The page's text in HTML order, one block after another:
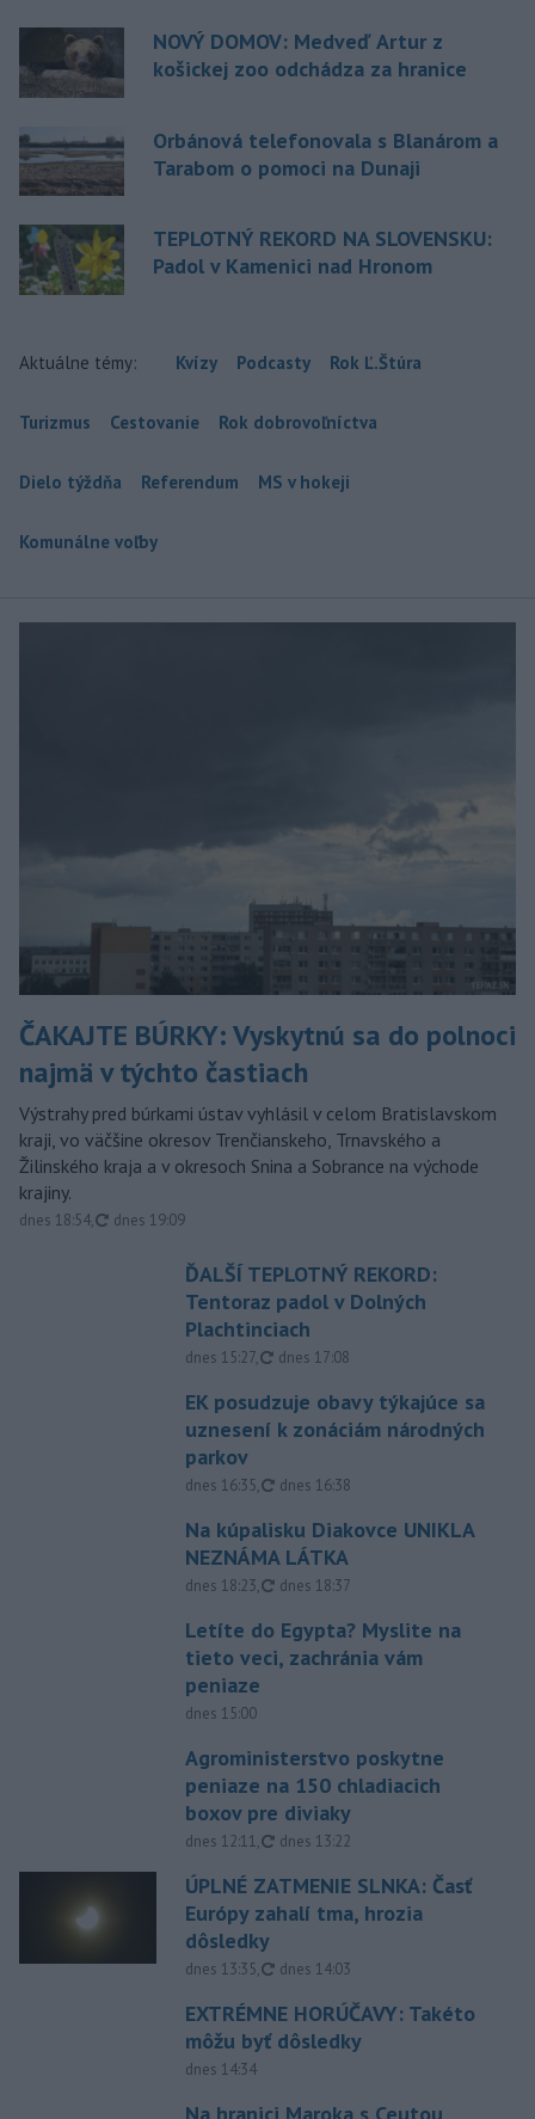
NOVÝ DOMOV: Medveď Artur z
košickej zoo odchádza za hranice
Orbánová telefonovala s Blanárom a
Tarabom o pomoci na Dunaji
TEPLOTNÝ REKORD NA SLOVENSKU:
Padol v Kamenici nad Hronom
Aktuálne témy: Kvízy Podcasty Rok Ľ.Štúra
Turizmus Cestovanie Rok dobrovoľníctva
Dielo týždňa Referendum MS v hokeji
Komunálne voľby
ČAKAJTE BÚRKY: Vyskytnú sa do polnoci
najmä v týchto častiach
Výstrahy pred búrkami ústav vyhlásil v celom Bratislavskom
kraji, vo väčšine okresov Trenčianskeho, Trnavského a
Žilinského kraja a v okresoch Snina a Sobrance na východe
krajiny.
dnes 18:54, aktualizované
dnes 19:09
ĎALŠÍ TEPLOTNÝ REKORD:
Tentoraz padol v Dolných
Plachtinciach
dnes 15:27, aktualizované
dnes 17:08
EK posudzuje obavy týkajúce sa
uznesení k zonáciám národných
parkov
dnes 16:35, aktualizované
dnes 16:38
Na kúpalisku Diakovce UNIKLA
NEZNÁMA LÁTKA
dnes 18:23, aktualizované
dnes 18:37
Letíte do Egypta? Myslite na
tieto veci, zachránia vám
peniaze
dnes 15:00
Agroministerstvo poskytne
peniaze na 150 chladiacich
boxov pre diviaky
dnes 12:11, aktualizované
dnes 13:22
ÚPLNÉ ZATMENIE SLNKA: Časť
Európy zahalí tma, hrozia
dôsledky
dnes 13:35, aktualizované
dnes 14:03
EXTRÉMNE HORÚČAVY: Takéto
môžu byť dôsledky
dnes 14:34